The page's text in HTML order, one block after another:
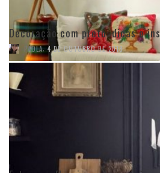
Decoração com preto: dicas e
PAOLA, 4 DE OUTUBRO DE 2018